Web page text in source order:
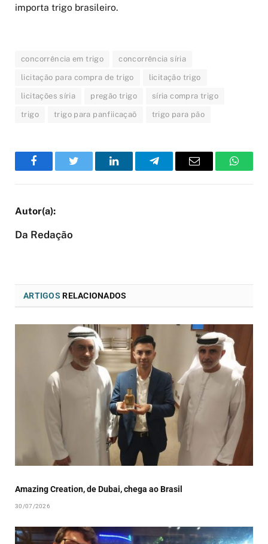
importa trigo brasileiro.
concorrência em trigo concorrência síria
licitação para compra de trigo licitação trigo
licitações síria pregão trigo síria compra trigo
trigo trigo para panfiicaçaõ trigo para pão
FacebookTwitter LinkedInTelegramEmail
Da Redação
ARTIGOS RELACIONADOS
Amazing Creation, de Dubai, chega ao Brasil
30/07/2026